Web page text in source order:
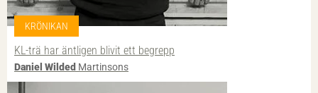
KRÖNIKAN
KL-trä har äntligen blivit ett begrepp
Daniel Wilded Martinsons